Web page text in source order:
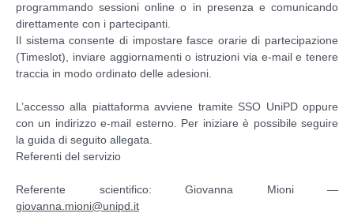
programmando sessioni online o in presenza e comunicando
direttamente con i partecipanti.
Il sistema consente di impostare fasce orarie di partecipazione
(Timeslot), inviare aggiornamenti o istruzioni via e-mail e tenere
traccia in modo ordinato delle adesioni.
L’accesso alla piattaforma avviene tramite SSO UniPD oppure
con un indirizzo e-mail esterno. Per iniziare è possibile seguire
la guida di seguito allegata.
Referenti del servizio
Referente scientifico: Giovanna Mioni —
giovanna.mioni@unipd.it